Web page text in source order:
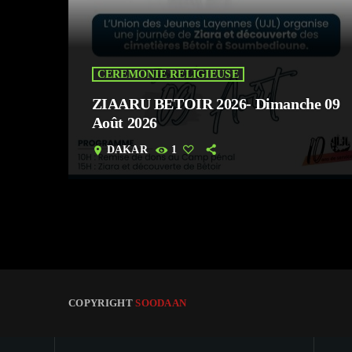
CEREMONIE RELIGIEUSE
ZIAARU BETOIR 2026- Dimanche 09
Août 2026
location_on DAKAR 1
COPYRIGHTSOODAAN